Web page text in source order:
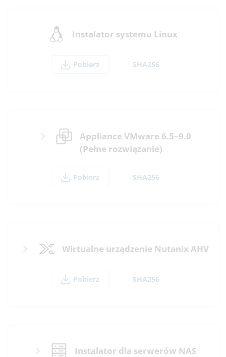
Instalator systemu Linux
Pobierz SHA256
Appliance VMware 6.5–9.0
(Pełne rozwiązanie)
Pobierz SHA256
Wirtualne urządzenie Nutanix AHV
Pobierz SHA256
Instalator dla serwerów NAS